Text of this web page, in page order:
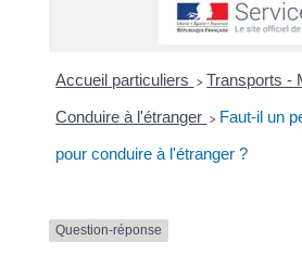
Accueil particuliers > Transports -
Conduire à l'étranger > Faut-il un
pour conduire à l'étranger ?
Question-réponse